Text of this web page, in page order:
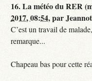
16.La météo du RER
2017, 08:54,par
C’est un travail de
remarque...
Chapeau bas pour cette